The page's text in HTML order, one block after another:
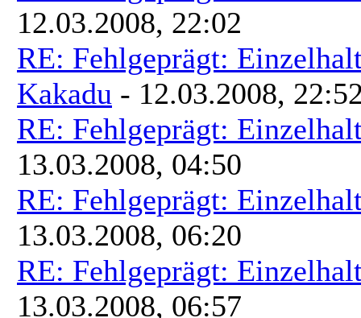
12.03.2008, 22:02
RE: Fehlgeprägt:
Kakadu - 12.03.2008,
RE: Fehlgeprägt:
13.03.2008, 04:50
RE: Fehlgeprägt:
13.03.2008, 06:20
RE: Fehlgeprägt:
13.03.2008, 06:57